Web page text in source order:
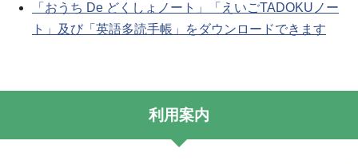
「おうち De どくしょノート」「えいごTADOKUノー
ト」及び「英語多読手帳」をダウンロードできます
利用案内